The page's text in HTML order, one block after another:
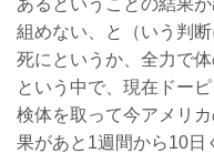
あるということの結果
組めない、と（いう判
死にというか、全力で
という中で、現在ドー
検体を取って今アメリ
果があと1週間から10日